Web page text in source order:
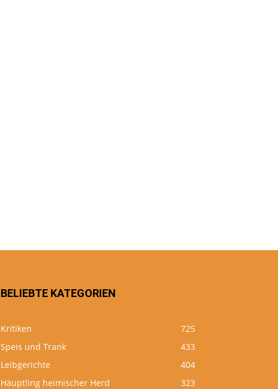
BELIEBTE KATEGORIEN
Kritiken
725
Speis und Trank
433
Leibgerichte
404
Häuptling heimischer Herd
323